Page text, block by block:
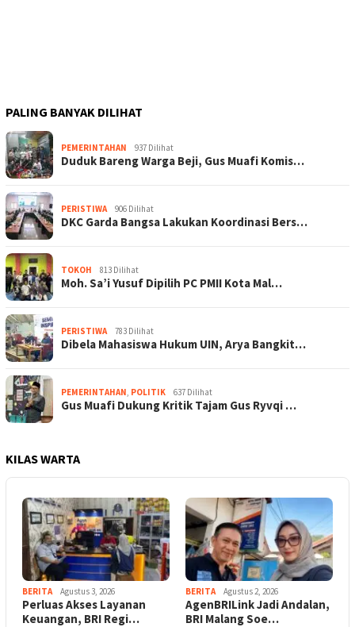
PALING BANYAK DILIHAT
PEMERINTAHAN 937 Dilihat
Duduk Bareng Warga Beji, Gus Muafi Komis…
PERISTIWA 906 Dilihat
DKC Garda Bangsa Lakukan Koordinasi Bers…
TOKOH 813 Dilihat
Moh. Sa’i Yusuf Dipilih PC PMII Kota Mal…
PERISTIWA 783 Dilihat
Dibela Mahasiswa Hukum UIN, Arya Bangkit…
PEMERINTAHAN, POLITIK 637 Dilihat
Gus Muafi Dukung Kritik Tajam Gus Ryvqi …
KILAS WARTA
BERITA Agustus 3, 2026
Perluas Akses Layanan
Keuangan, BRI Regi…
BERITA Agustus 2, 2026
AgenBRILink Jadi Andalan,
BRI Malang Soe…